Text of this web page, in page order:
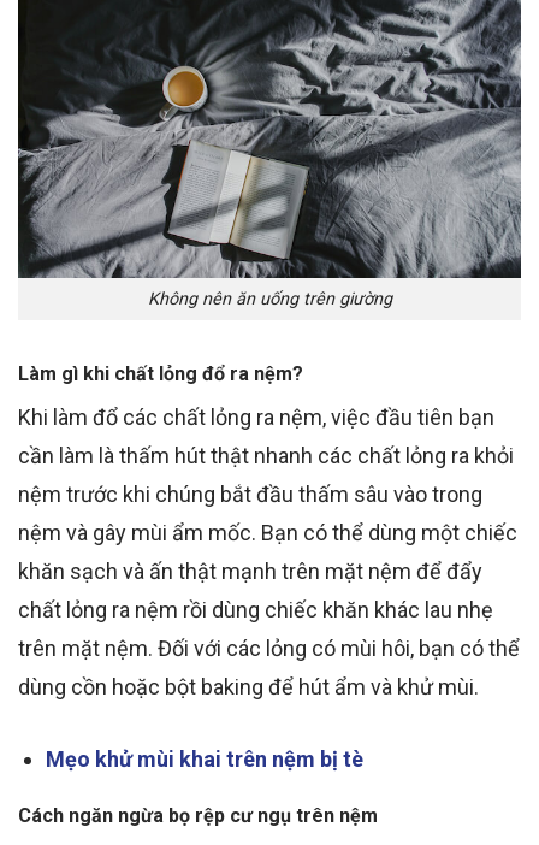
Không nên ăn uống trên giường
Làm gì khi chất lỏng đổ ra nệm?
Khi làm đổ các chất lỏng ra nệm, việc đầu tiên bạn
cần làm là thấm hút thật nhanh các chất lỏng ra khỏi
nệm trước khi chúng bắt đầu thấm sâu vào trong
nệm và gây mùi ẩm mốc. Bạn có thể dùng một chiếc
khăn sạch và ấn thật mạnh trên mặt nệm để đẩy
chất lỏng ra nệm rồi dùng chiếc khăn khác lau nhẹ
trên mặt nệm. Đối với các lỏng có mùi hôi, bạn có thể
dùng cồn hoặc bột baking để hút ẩm và khử mùi.
Mẹo khử mùi khai trên nệm bị tè
Cách ngăn ngừa bọ rệp cư ngụ trên nệm